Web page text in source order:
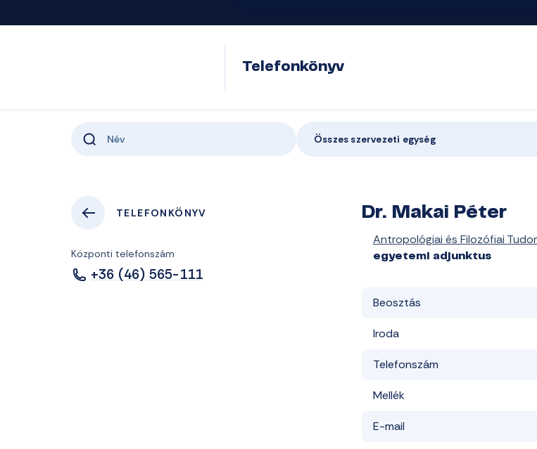
Telefonkönyv
Összes szervezeti egység
TELEFONKÖNYV
Központi telefonszám
+36 (46) 565-111
Dr. Makai Péter
Antropológiai és Filozófiai
egyetemi adjunktus
Beosztás
Iroda
Telefonszám
Mellék
E-mail